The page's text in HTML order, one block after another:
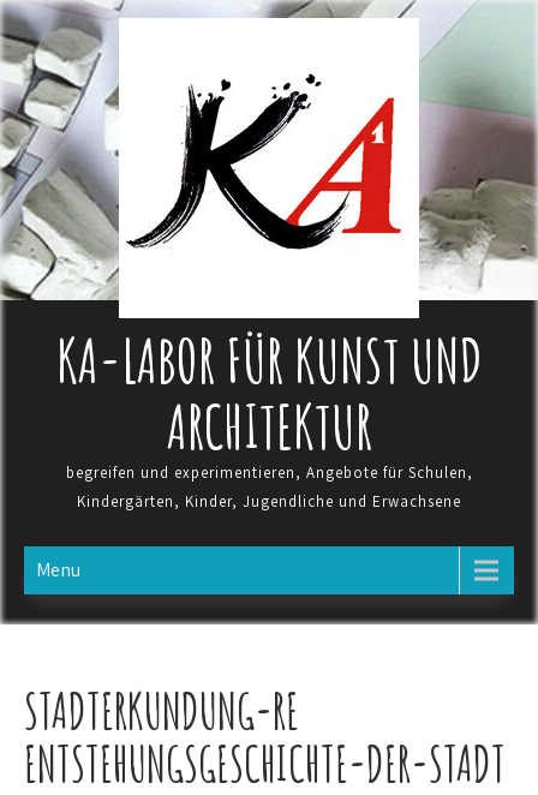
KA-LABOR FÜR KUNST UND
ARCHITEKTUR
begreifen und experimentieren, Angebote für Schulen,
Kindergärten, Kinder, Jugendliche und Erwachsene
Menu
STADTERKUNDUNG-RE
ENTSTEHUNGSGESCHICHTE-DER-STADT